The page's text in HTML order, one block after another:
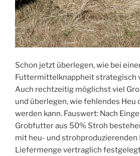
Schon jetzt überlegen, wie bei
Futtermittelknappheit strategisch
Auch rechtzeitig möglichst viel
und überlegen, wie fehlendes Heu
werden kann. Fauswert: Nach
Grobfutter aus 50% Stroh
mit heu- und strohproduzierenden
Liefermenge vertraglich